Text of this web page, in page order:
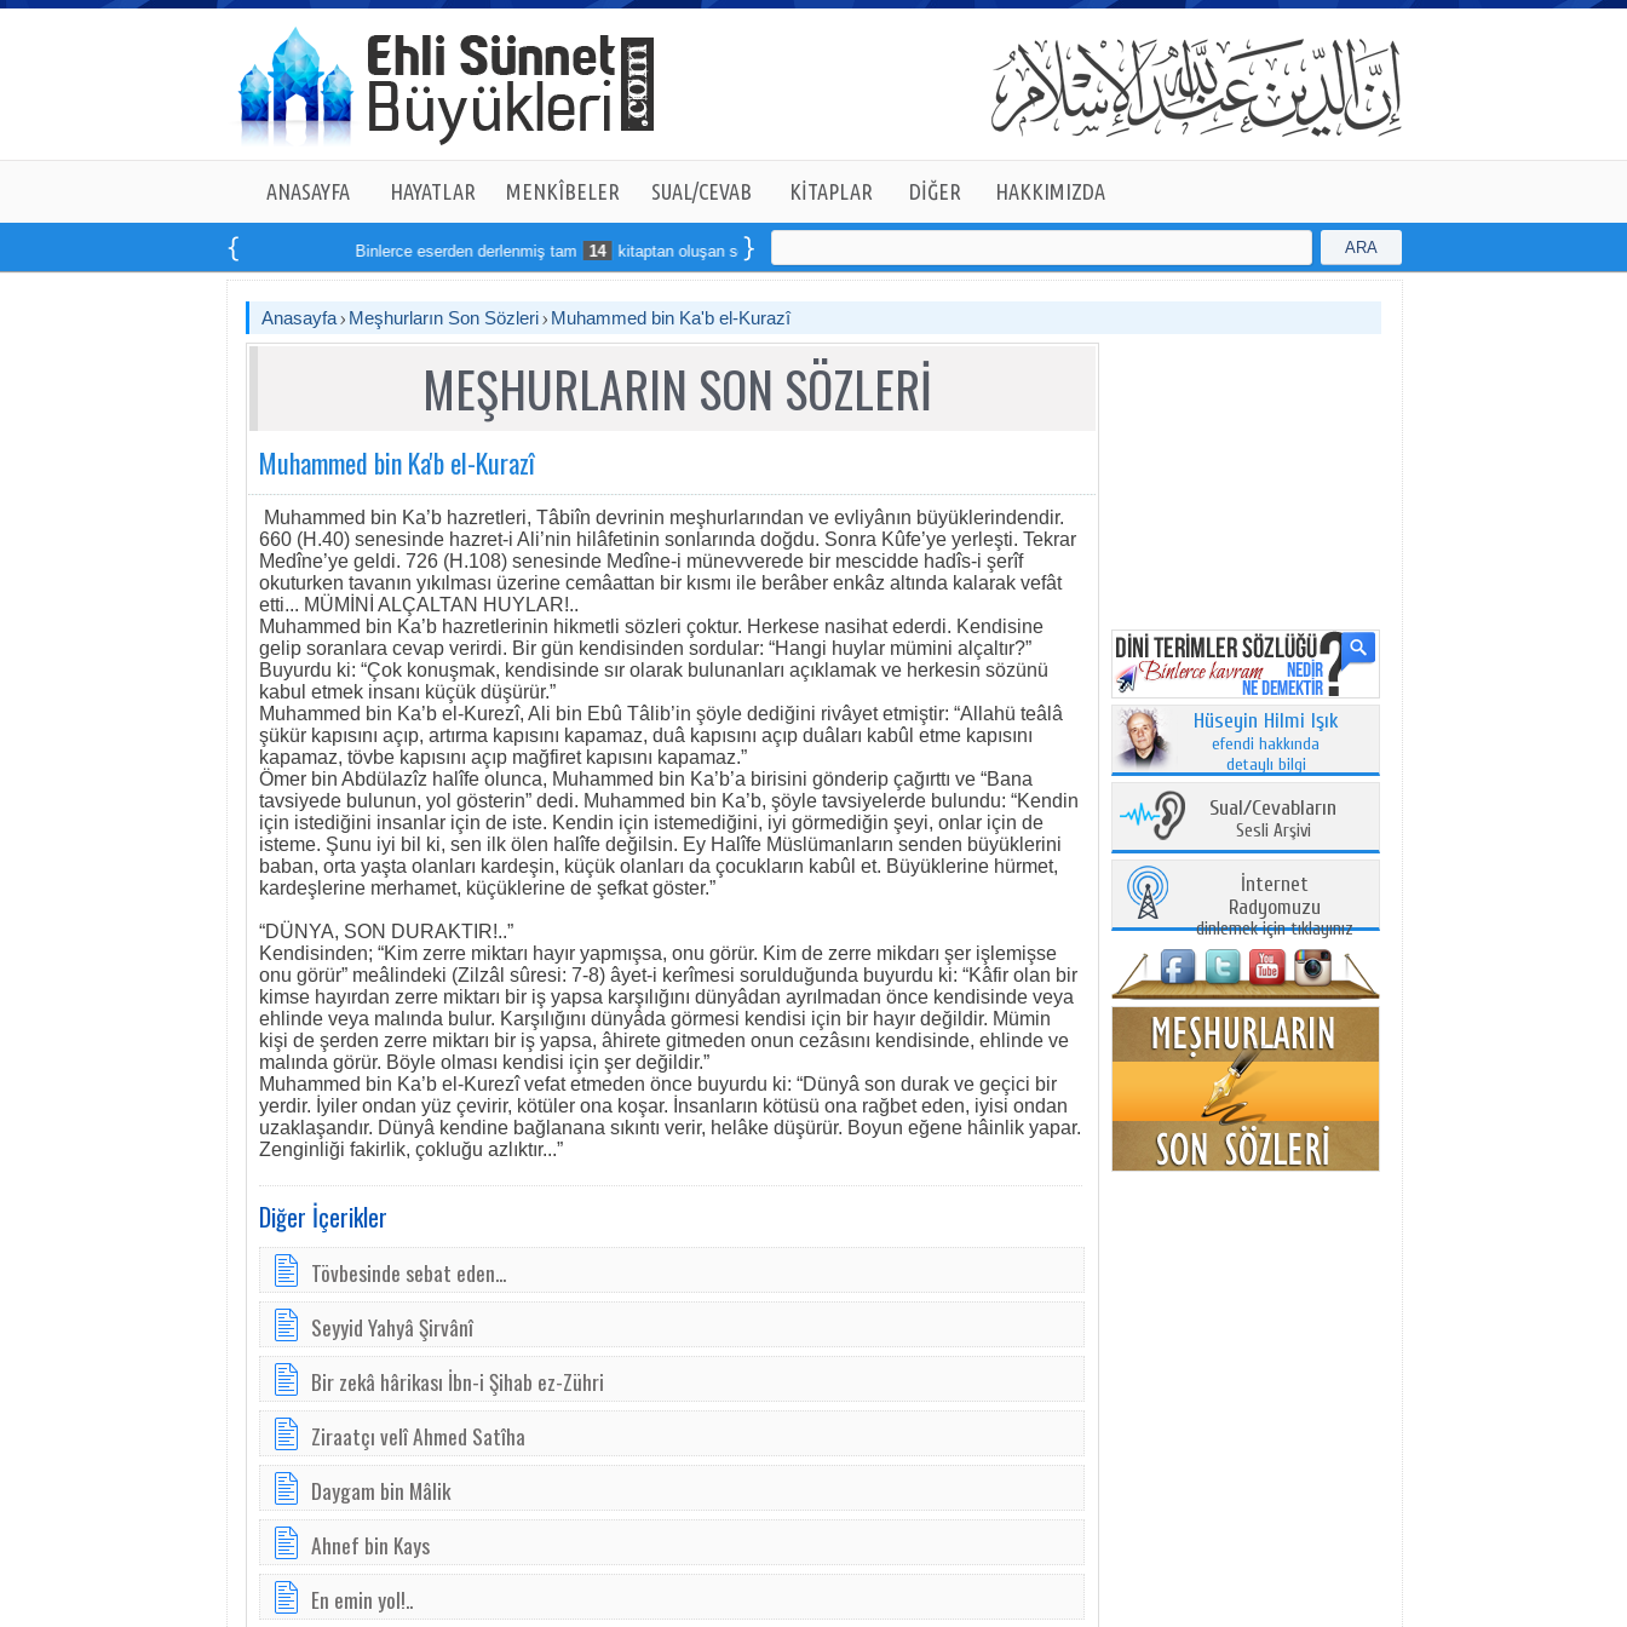
ANASAYFA HAYATLAR MENKÎBELER SUAL/CEVAB KİTAPLAR DİĞER HAKKIMIZDA
Binlerce eserden derlenmiş tam 14 kitaptan oluşan seti online sipariş verebilirsiniz ARA
Anasayfa Meşhurların Son Sözleri Muhammed bin Ka'b el-Kurazî
MEŞHURLARIN SON SÖZLERİ
Muhammed bin Ka'b el-Kurazî
Muhammed bin Ka’b hazretleri, Tâbiîn devrinin meşhurlarından ve evliyânın büyüklerindendir.
660 (H.40) senesinde hazret-i Ali’nin hilâfetinin sonlarında doğdu. Sonra Kûfe’ye yerleşti. Tekrar
Medîne’ye geldi. 726 (H.108) senesinde Medîne-i münevverede bir mescidde hadîs-i şerîf
okuturken tavanın yıkılması üzerine cemâattan bir kısmı ile berâber enkâz altında kalarak vefât
etti... MÜMİNİ ALÇALTAN HUYLAR!..
Muhammed bin Ka’b hazretlerinin hikmetli sözleri çoktur. Herkese nasihat ederdi. Kendisine
gelip soranlara cevap verirdi. Bir gün kendisinden sordular: “Hangi huylar mümini alçaltır?”
Buyurdu ki: “Çok konuşmak, kendisinde sır olarak bulunanları açıklamak ve herkesin sözünü
kabul etmek insanı küçük düşürür.”
Muhammed bin Ka’b el-Kurezî, Ali bin Ebû Tâlib’in şöyle dediğini rivâyet etmiştir: “Allahü teâlâ
şükür kapısını açıp, artırma kapısını kapamaz, duâ kapısını açıp duâları kabûl etme kapısını
kapamaz, tövbe kapısını açıp mağfiret kapısını kapamaz.”
Ömer bin Abdülazîz halîfe olunca, Muhammed bin Ka’b’a birisini gönderip çağırttı ve “Bana
tavsiyede bulunun, yol gösterin” dedi. Muhammed bin Ka’b, şöyle tavsiyelerde bulundu: “Kendin
için istediğini insanlar için de iste. Kendin için istemediğini, iyi görmediğin şeyi, onlar için de
isteme. Şunu iyi bil ki, sen ilk ölen halîfe değilsin. Ey Halîfe Müslümanların senden büyüklerini
baban, orta yaşta olanları kardeşin, küçük olanları da çocukların kabûl et. Büyüklerine hürmet,
kardeşlerine merhamet, küçüklerine de şefkat göster.”
“DÜNYA, SON DURAKTIR!..”
Kendisinden; “Kim zerre miktarı hayır yapmışsa, onu görür. Kim de zerre mikdarı şer işlemişse
onu görür” meâlindeki (Zilzâl sûresi: 7-8) âyet-i kerîmesi sorulduğunda buyurdu ki: “Kâfir olan bir
kimse hayırdan zerre miktarı bir iş yapsa karşılığını dünyâdan ayrılmadan önce kendisinde veya
ehlinde veya malında bulur. Karşılığını dünyâda görmesi kendisi için bir hayır değildir. Mümin
kişi de şerden zerre miktarı bir iş yapsa, âhirete gitmeden onun cezâsını kendisinde, ehlinde ve
malında görür. Böyle olması kendisi için şer değildir.”
Muhammed bin Ka’b el-Kurezî vefat etmeden önce buyurdu ki: “Dünyâ son durak ve geçici bir
yerdir. İyiler ondan yüz çevirir, kötüler ona koşar. İnsanların kötüsü ona rağbet eden, iyisi ondan
uzaklaşandır. Dünyâ kendine bağlanana sıkıntı verir, helâke düşürür. Boyun eğene hâinlik yapar.
Zenginliği fakirlik, çokluğu azlıktır...”
Diğer İçerikler
Tövbesinde sebat eden...
Seyyid Yahyâ Şirvânî
Bir zekâ hârikası İbn-i Şihab ez-Zühri
Ziraatçı velî Ahmed Satîha
Daygam bin Mâlik
Ahnef bin Kays
En emin yol!..
Hüseyin Hilmi Işık
efendi hakkında
detaylı bilgi
Sual/Cevabların
Sesli Arşivi
İnternet
Radyomuzu
dinlemek için tıklayınız